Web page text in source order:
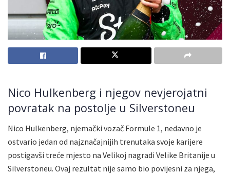
Nico Hulkenberg i njegov nevjerojatni
povratak na postolje u Silverstoneu
Nico Hulkenberg, njemački vozač Formule 1, nedavno je
ostvario jedan od najznačajnijih trenutaka svoje karijere
postigavši treće mjesto na Velikoj nagradi Velike Britanije u
Silverstoneu. Ovaj rezultat nije samo bio povijesni za njega,